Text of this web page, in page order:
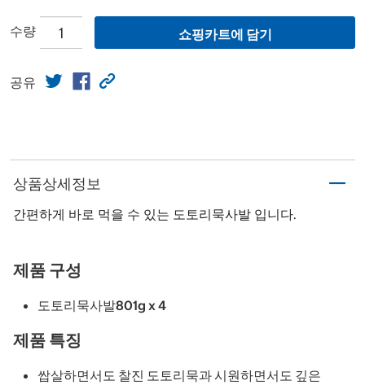
수량 쇼핑카트에 담기
공유
상품상세정보
간편하게 바로 먹을 수 있는 도토리묵사발 입니다.
제품 구성
도토리묵사발801g x 4
제품 특징
쌉살하면서도 찰진 도토리묵과 시원하면서도 깊은